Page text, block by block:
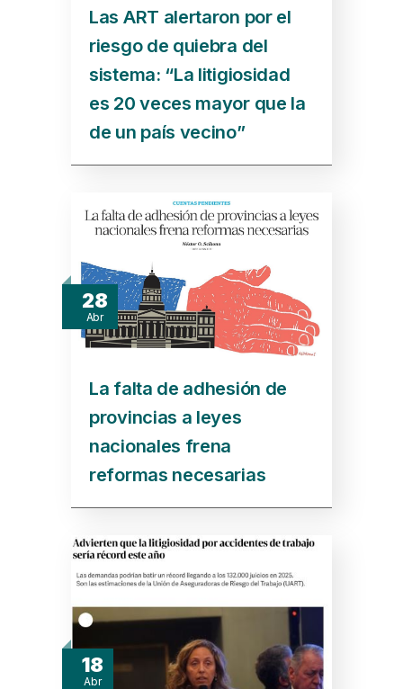
Las ART alertaron por el
riesgo de quiebra del
sistema: “La litigiosidad
es 20 veces mayor que la
de un país vecino”
28
Abr
La falta de adhesión de
provincias a leyes
nacionales frena
reformas necesarias
18
Abr